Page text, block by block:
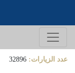
عدد الزيارات: 32896